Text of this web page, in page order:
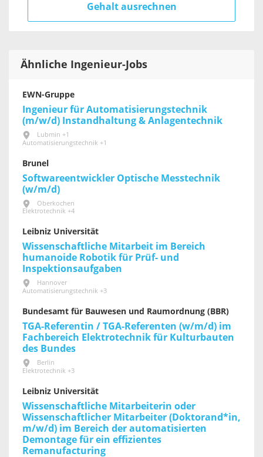
Gehalt ausrechnen
Ähnliche Ingenieur-Jobs
EWN-Gruppe
Ingenieur für Automatisierungstechnik
(m/w/d) Instandhaltung & Anlagentechnik
Lubmin +1
Automatisierungstechnik +1
Brunel
Softwareentwickler Optische Messtechnik
(w/m/d)
Oberkochen
Elektrotechnik +4
Leibniz Universität
Wissenschaftliche Mitarbeit im Bereich
humanoide Robotik für Prüf- und
Inspektionsaufgaben
Hannover
Automatisierungstechnik +3
Bundesamt für Bauwesen und Raumordnung (BBR)
TGA-Referentin / TGA-Referenten (w/m/d) im
Fachbereich Elektrotechnik für Kultur­bauten
des Bundes
Berlin
Elektrotechnik +3
Leibniz Universität
Wissenschaftliche Mitarbeiterin oder
Wissenschaftlicher Mitarbeiter (Doktorand*in,
m/w/d) im Bereich der automatisierten
Demontage für ein effizientes
Remanufacturing